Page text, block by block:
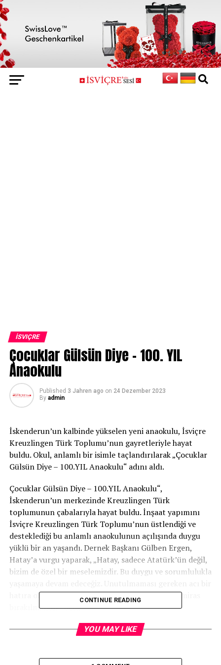
İSVIÇRE
Çocuklar Gülsün Diye – 100. YIL
Anaokulu
Published 3 Jahren ago on 24 Dezember 2023
By admin
İskenderun’un kalbinde yükselen yeni anaokulu, İsviçre
Kreuzlingen Türk Toplumu’nun gayretleriyle hayat
buldu. Okul, anlamlı bir isimle taçlandırılarak „Çocuklar
Gülsün Diye – 100.YIL Anaokulu“ adını aldı.
Çocuklar Gülsün Diye – 100.YIL Anaokulu“,
İskenderun’un merkezinde Kreuzlingen Türk
toplumunun çabalarıyla hayat buldu. İnşaat yapımını
İsviçre Kreuzlingen Türk Toplumu’nun üstlendiği ve
desteklediği bu anlamlı anaokulunun açılışında duygu
yüklü bir an yaşandı. Dernek Başkanı Gülben Ergen,
Hatay’a vurgu yaparak, „Hatay, sadece Atatürk’ün değil,
bizim de özel bir meselemizdir. Bu duygu ve sorumlulukla
hatıra olarak depremi anmak, gelecek kuşaklara miras
bırakılmalıdır“ dedi.
CONTINUE READING
YOU MAY LIKE